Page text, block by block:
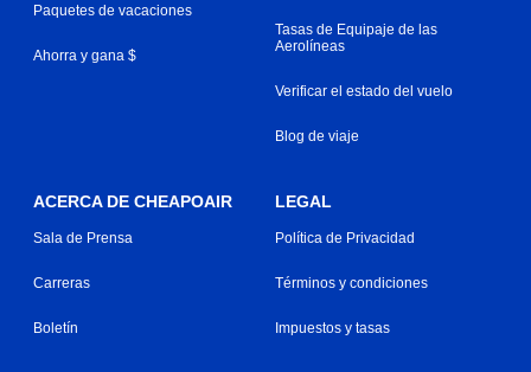
Paquetes de vacaciones
Ahorra y gana $
Tasas de Equipaje de las
Aerolíneas
Verificar el estado del vuelo
Blog de viaje
ACERCA DE CHEAPOAIR
Sala de Prensa
Carreras
Boletín
LEGAL
Política de Privacidad
Términos y condiciones
Impuestos y tasas